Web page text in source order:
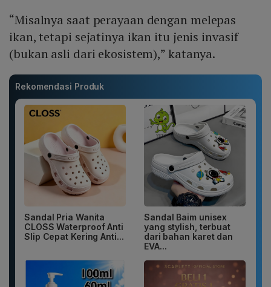
“Misalnya saat perayaan dengan melepas
ikan, tetapi sejatinya ikan itu jenis invasif
(bukan asli dari ekosistem),” katanya.
Rekomendasi Produk
Sandal Pria Wanita
CLOSS Waterproof Anti
Slip Cepat Kering Anti...
Sandal Baim unisex
yang stylish, terbuat
dari bahan karet dan
EVA...